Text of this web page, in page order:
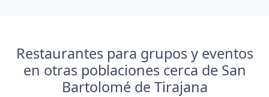
Restaurantes para grupos y eventos
en otras poblaciones cerca de San
Bartolomé de Tirajana